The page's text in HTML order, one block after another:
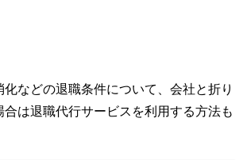
などの退職条件について、会社と折り
は退職代行サービスを利用する方法も